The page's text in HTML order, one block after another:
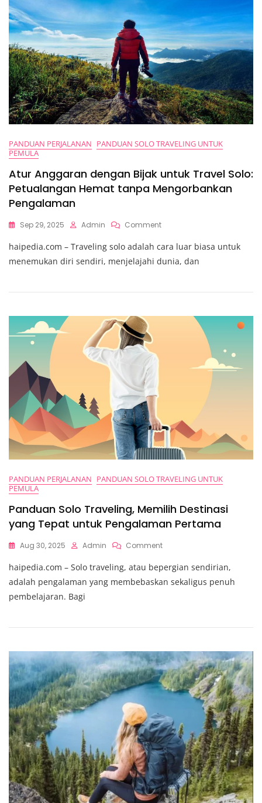
PANDUAN PERJALANAN PANDUAN SOLO TRAVELING UNTUK
PEMULA
Atur Anggaran dengan Bijak untuk Travel Solo:
Petualangan Hemat tanpa Mengorbankan
Pengalaman
Sep 29, 2025 Admin CommentOn
Anggaran
Dengan
Travel
Petualangan
Mengorbankan
Pengalaman
haipedia.com – Traveling solo adalah cara luar biasa untuk
menemukan diri sendiri, menjelajahi dunia, dan
PANDUAN PERJALANAN PANDUAN SOLO TRAVELING UNTUK
PEMULA
Panduan Solo Traveling, Memilih Destinasi
yang Tepat untuk Pengalaman Pertama
Aug 30, 2025 Admin CommentOn
Solo
Traveling,
Pertama
haipedia.com – Solo traveling, atau bepergian sendirian,
adalah pengalaman yang membebaskan sekaligus penuh
pembelajaran. Bagi